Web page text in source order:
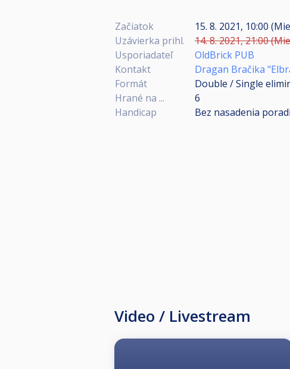
Začiatok
15. 8. 2021, 10:00
Uzávierka prihl.
14. 8. 2021, 21:00
Usporiadateľ
OldBrick PUB
Kontakt
Dragan Bračika
Formát
Double / Single
Hrané na ...
6
Handicap
Bez nasadenia
Video / Livestream